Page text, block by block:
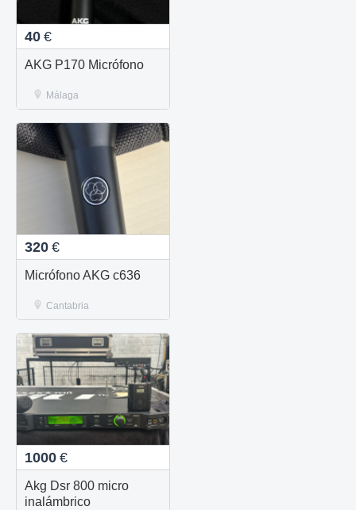
40 €
AKG P170 Micrófono
Málaga
320 €
Micrófono AKG c636
Cantabria
1000 €
Akg Dsr 800 micro
inalámbrico